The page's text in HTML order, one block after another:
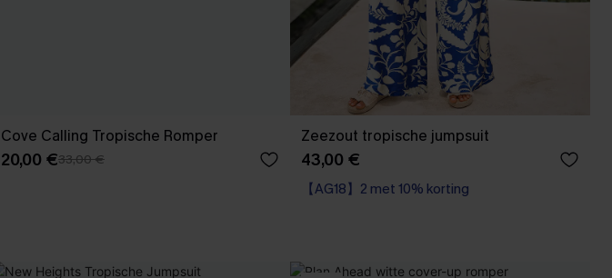
Cove Calling Tropische Romper
20,00 €33,00 €
Zeezout tropische jumpsuit
43,00 €
【AG18】2 met 10% korting